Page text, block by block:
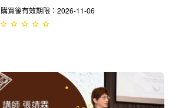
購買後有效期限：2026-11-06